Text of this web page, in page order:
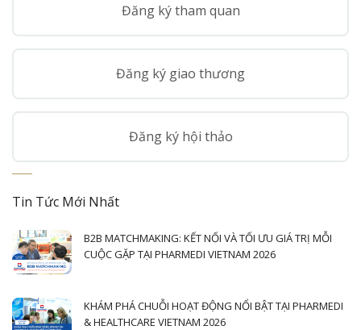
Đăng ký tham quan
Đăng ký giao thương
Đăng ký hội thảo
Tin Tức Mới Nhất
B2B MATCHMAKING: KẾT NỐI VÀ TỐI ƯU GIÁ TRỊ MỖI
CUỘC GẶP TẠI PHARMEDI VIETNAM 2026
KHÁM PHÁ CHUỖI HOẠT ĐỘNG NỔI BẬT TẠI PHARMEDI
& HEALTHCARE VIETNAM 2026